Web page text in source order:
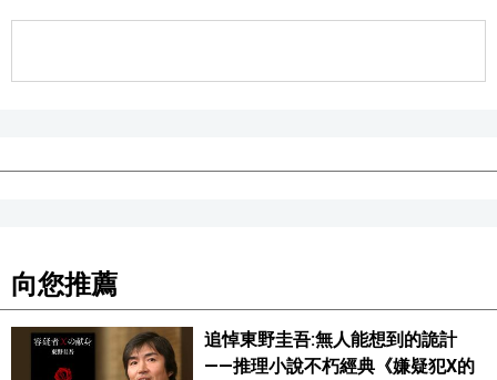
向您推薦
追悼東野圭吾:無人能想到的詭計
——推理小說不朽經典《嫌疑犯X的